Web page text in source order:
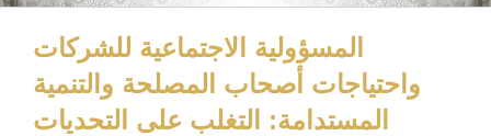
المسؤولية الاجتماعية للشركات
واحتياجات أصحاب المصلحة والتنمية
المستدامة: التغلب على التحديات